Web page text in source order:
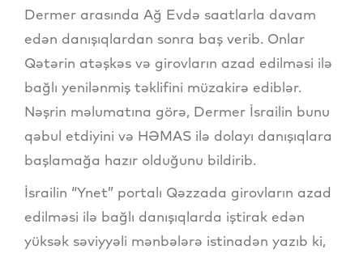
Dermer arasında Ağ Evdə saatlarla davam
edən danışıqlardan sonra baş verib. Onlar
Qətərin atəşkəs və girovların azad edilməsi ilə
bağlı yenilənmiş təklifini müzakirə ediblər.
Nəşrin məlumatına görə, Dermer İsrailin bunu
qəbul etdiyini və HƏMAS ilə dolayı danışıqlara
başlamağa hazır olduğunu bildirib.
İsrailin “Ynet” portalı Qəzzada girovların azad
edilməsi ilə bağlı danışıqlarda iştirak edən
yüksək səviyyəli mənbələrə istinadən yazıb ki,